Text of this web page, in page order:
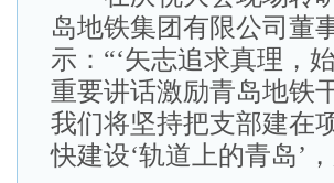
岛地铁集团有限公司董
示：“‘矢志追求真理，
重要讲话激励青岛地铁
我们将坚持把支部建在
快建设‘轨道上的青岛’